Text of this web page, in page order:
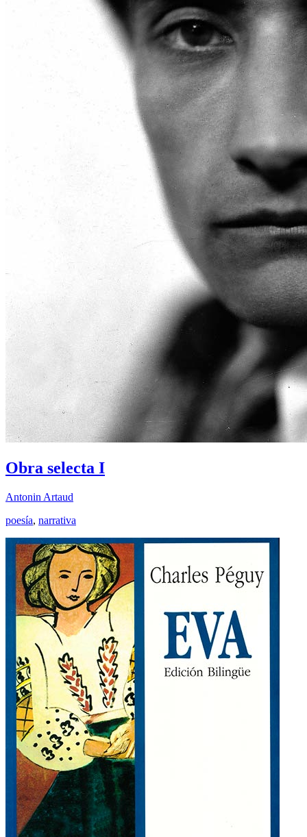
Obra selecta I
Antonin Artaud
poesía, narrativa